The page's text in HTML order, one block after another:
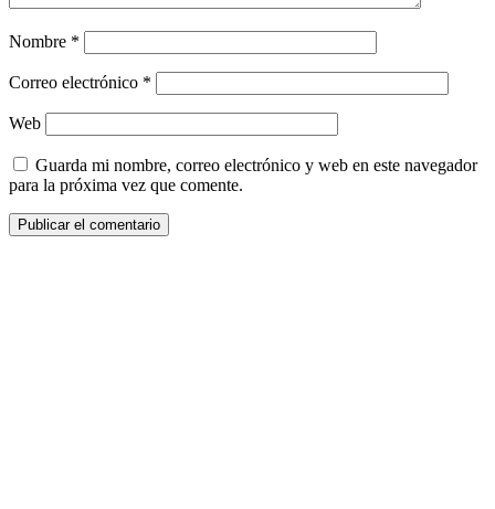
Nombre *
Correo electrónico *
Web
Guarda mi nombre, correo electrónico y web en este navegador
para la próxima vez que comente.